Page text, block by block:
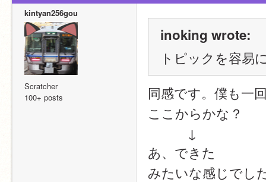
kintyan256gou
Scratcher
100+ posts
inoking wrote:
トピックを容易
同感です。僕も一
ここからかな？
           ↓
あ、できた
みたいな感じでし